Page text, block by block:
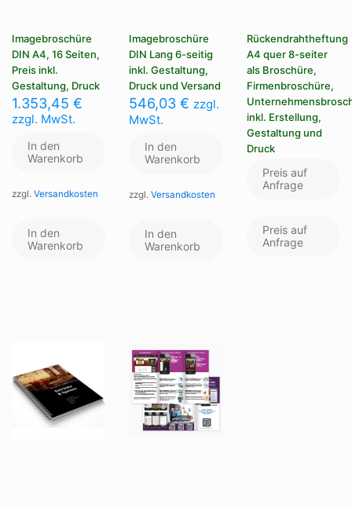
Imagebroschüre
DIN A4, 16 Seiten,
Preis inkl.
Gestaltung, Druck
1.353,45 €
zzgl. MwSt.
In den
Warenkorb
zzgl. Versandkosten
In den
Warenkorb
Imagebroschüre
DIN Lang 6-seitig
inkl. Gestaltung,
Druck und Versand
546,03€ zzgl.
MwSt.
In den
Warenkorb
zzgl.Versandkosten
In den
Warenkorb
Rückendrahtheftung
A4 quer 8-seiter
als Broschüre,
Firmenbroschüre,
inkl. Erstellung,
Gestaltung und
Druck
Preis auf
Anfrage
Preis auf
Anfrage